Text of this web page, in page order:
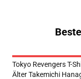
Tokyo Revengers T-
Älter Takemichi